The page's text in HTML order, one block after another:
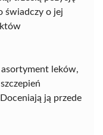
świadczy o jej
leków,
ją przede